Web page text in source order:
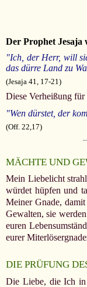
Der Prophet Jesaja
"Ich, der Herr, will
das dürre Land zu
(Jesaja 41, 17-21)
Diese Verheißung für
"Wen dürstet, der
(Off. 22,17)
MÄCHTE UND
Mein Liebelicht
würdet hüpfen und
Meiner Gnade,
Gewalten, sie
euren
eurer
DIE PRÜFUNG
Die Liebe, die Ich in